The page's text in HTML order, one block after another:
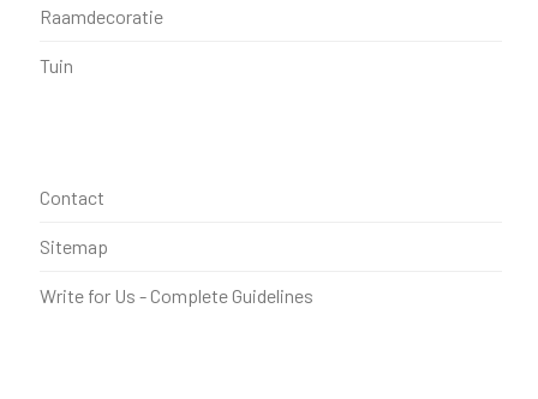
Raamdecoratie
Tuin
Contact
Sitemap
Write for Us - Complete Guidelines